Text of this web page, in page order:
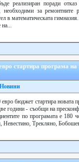
реализиран поради
необходими за
в математическата гимназия.
на...
стартира програма
Новини
бюджет стартира новата
години - съобщи на
по програмата е 180
Невестино, Трекляно,